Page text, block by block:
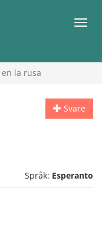
Meny
la rusa
Svare
Språk: Esperanto